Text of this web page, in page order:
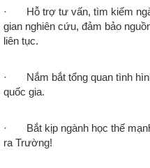
· Hỗ trợ tư vấn, tìm kiếm
gian nghiên cứu, đảm bảo
liên tục.
· Nắm bắt tổng quan tình
quốc gia.
· Bắt kịp ngành học thế
ra Trường!